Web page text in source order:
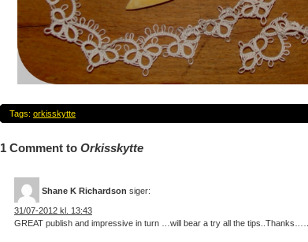
Tags: orkisskytte
1 Comment to Orkisskytte
Shane K Richardson siger:
31/07-2012 kl. 13:43
GREAT publish and impressive in turn …will bear a try all the tips..Thanks……